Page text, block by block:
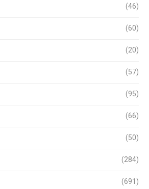
(46)
(60)
(20)
(57)
(95)
(66)
(50)
(284)
(691)